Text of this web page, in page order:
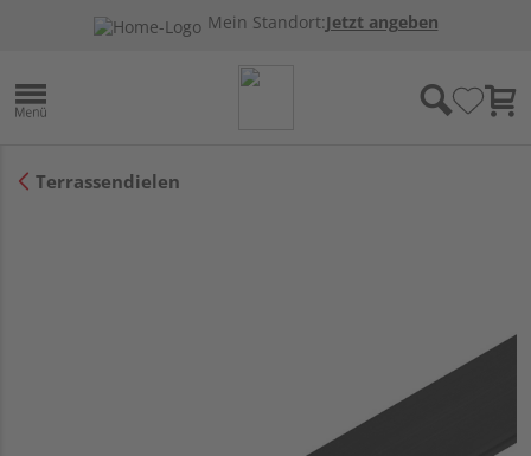
Mein Standort:Jetzt angeben
Terrassendielen